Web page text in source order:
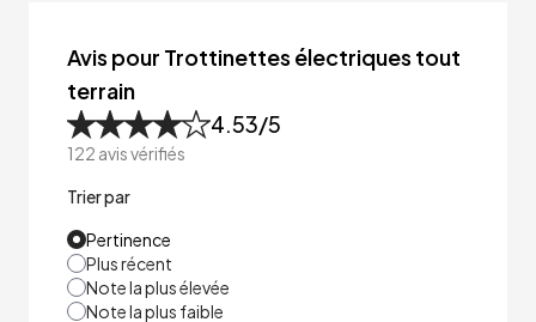
Avis pour Trottinettes électriques tout
terrain
4.53/5
122 avis vérifiés
Trier par
Pertinence
Plus récent
Note la plus élevée
Note la plus faible